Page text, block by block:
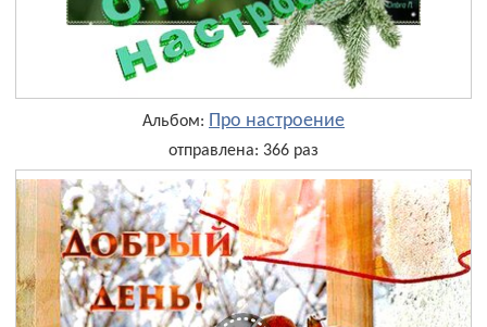
Альбом: Про настроение
отправлена: 366 раз